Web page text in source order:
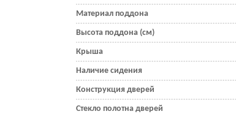
Материал поддона
Высота поддона (см)
Крыша
Наличие сидения
Конструкция дверей
Стекло полотна дверей